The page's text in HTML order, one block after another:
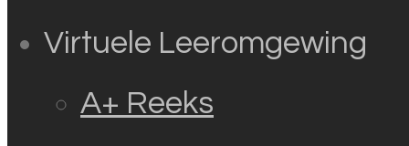
Virtuele Leeromgewing
A+ Reeks